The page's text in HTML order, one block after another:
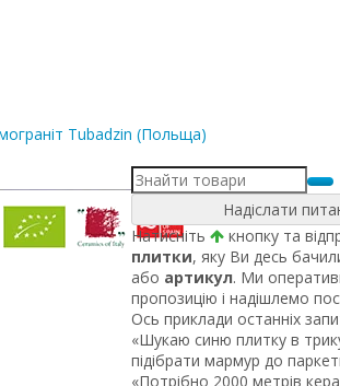
Tubadzin (Польща)
Надіслати
Натисніть
кнопку та
плитки, яку Ви десь
або артикул. Ми
пропозицію і надішлемо
Ось приклади останніх
«Шукаю синю плитку в
підібрати мармур до
«Потрібно 2000 метрів